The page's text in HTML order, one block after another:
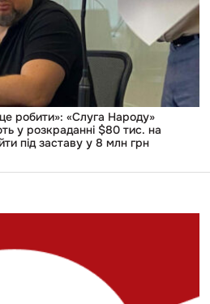
робити»: «Слуга Народу»
у розкраданні $80 тис. на
під заставу у 8 млн грн